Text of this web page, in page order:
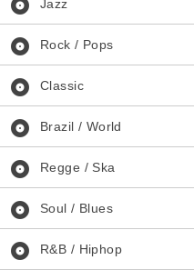
album Jazz
album Rock / Pops
album Classic
album Brazil / World
album Regge / Ska
album Soul / Blues
album R&B / Hiphop